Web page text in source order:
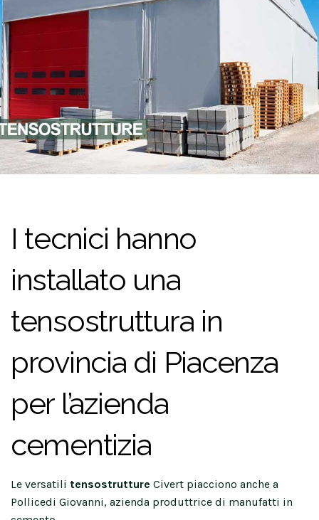
I tecnici hanno
installato una
tensostruttura in
provincia di Piacenza
per l’azienda
cementizia
Le versatili tensostrutture Civert piacciono anche a
Pollicedi Giovanni, azienda produttrice di manufatti in